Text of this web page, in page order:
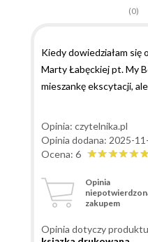
(0)
Kiedy dowiedziałam się
Marty Łabęckiej pt. My
mieszankę ekscytacji,
głownie wywołanej
Nurtowało mnie więc
się rownie dobra jak
młodszych odbiorcow,
okaże się zbyt
książek, ktore
Opinia: czytelnika.pl
Opinia dodana: 2025-
Ocena: 6
Opinia
zakupem
Opinia dotyczy